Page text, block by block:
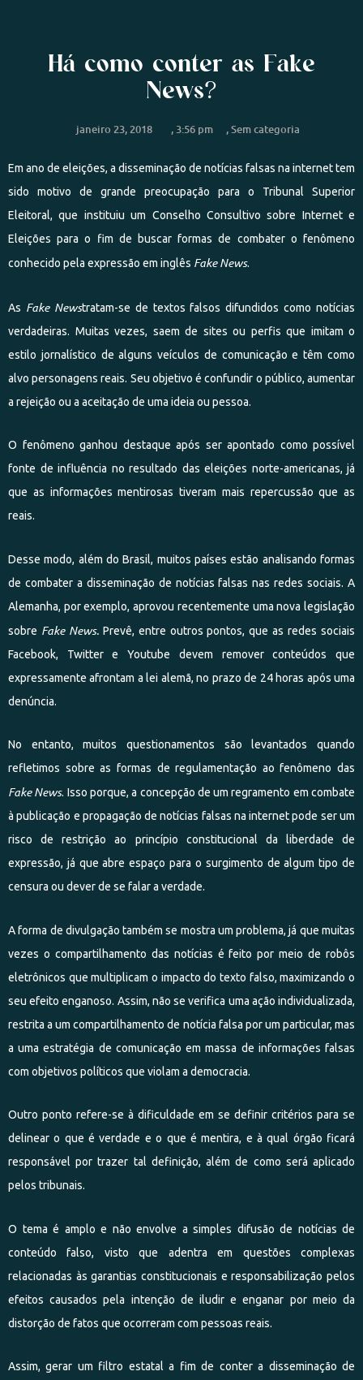
Há como conter as Fake
News?
janeiro 23, 2018 ,3:56 pm ,Sem categoria
Em ano de eleições, a disseminação de notícias falsas na internet tem
sido motivo de grande preocupação para o Tribunal Superior
Eleitoral, que instituiu um Conselho Consultivo sobre Internet e
Eleições para o fim de buscar formas de combater o fenômeno
conhecido pela expressão em inglês Fake News.
As Fake Newstratam-se de textos falsos difundidos como notícias
verdadeiras. Muitas vezes, saem de sites ou perfis que imitam o
estilo jornalístico de alguns veículos de comunicação e têm como
alvo personagens reais. Seu objetivo é confundir o público, aumentar
a rejeição ou a aceitação de uma ideia ou pessoa.
O fenômeno ganhou destaque após ser apontado como possível
fonte de influência no resultado das eleições norte-americanas, já
que as informações mentirosas tiveram mais repercussão que as
reais.
Desse modo, além do Brasil, muitos países estão analisando formas
de combater a disseminação de notícias falsas nas redes sociais. A
Alemanha, por exemplo, aprovou recentemente uma nova legislação
sobre Fake News. Prevê, entre outros pontos, que as redes sociais
Facebook, Twitter e Youtube devem remover conteúdos que
expressamente afrontam a lei alemã, no prazo de 24 horas após uma
denúncia.
No entanto, muitos questionamentos são levantados quando
refletimos sobre as formas de regulamentação ao fenômeno das
Fake News. Isso porque, a concepção de um regramento em combate
à publicação e propagação de notícias falsas na internet pode ser um
risco de restrição ao princípio constitucional da liberdade de
expressão, já que abre espaço para o surgimento de algum tipo de
censura ou dever de se falar a verdade.
A forma de divulgação também se mostra um problema, já que muitas
vezes o compartilhamento das notícias é feito por meio de robôs
eletrônicos que multiplicam o impacto do texto falso, maximizando o
seu efeito enganoso. Assim, não se verifica uma ação individualizada,
restrita a um compartilhamento de notícia falsa por um particular, mas
a uma estratégia de comunicação em massa de informações falsas
com objetivos políticos que violam a democracia.
Outro ponto refere-se à dificuldade em se definir critérios para se
delinear o que é verdade e o que é mentira, e à qual órgão ficará
responsável por trazer tal definição, além de como será aplicado
pelos tribunais.
O tema é amplo e não envolve a simples difusão de notícias de
conteúdo falso, visto que adentra em questões complexas
relacionadas às garantias constitucionais e responsabilização pelos
efeitos causados pela intenção de iludir e enganar por meio da
distorção de fatos que ocorreram com pessoas reais.
Assim, gerar um filtro estatal a fim de conter a disseminação de